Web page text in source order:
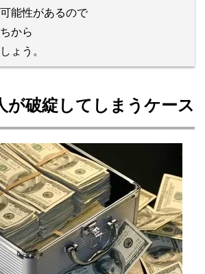
能性があるので
から
ょう。
が破綻してしまうケース